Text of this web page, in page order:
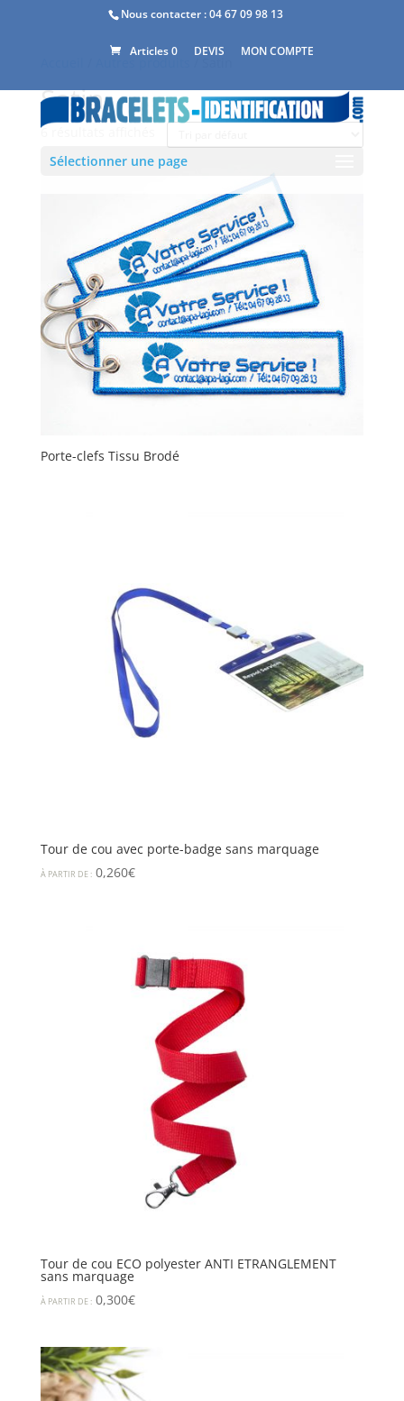
Nous contacter :04 67 09 98 13
Articles 0 DEVIS MON COMPTE
Sélectionner une page
Satin
6 résultats affichés
Porte-clefs Tissu Brodé
Tour de cou avec porte-badge sans marquage
À PARTIR DE : 0,260€
Tour de cou ECO polyester ANTI ETRANGLEMENT
sans marquage
À PARTIR DE : 0,300€